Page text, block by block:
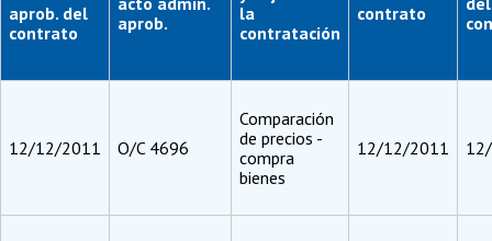
aprob. del
contrato
aprob.
la
contratación
contrato
12/12/2011 O/C 4696
Comparación
de precios -
compra
bienes
12/12/2011